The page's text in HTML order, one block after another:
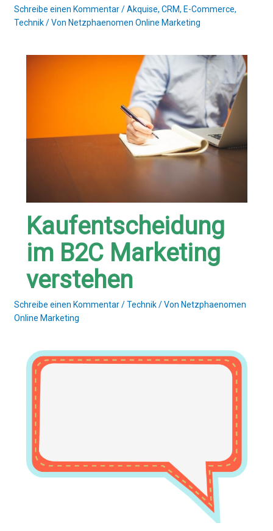
Schreibe einen Kommentar /Akquise, CRM, E-Commerce,
Technik/ Von Netzphaenomen Online Marketing
Kaufentscheidung
im B2C Marketing
verstehen
Schreibe einen Kommentar /Technik/ Von Netzphaenomen
Online Marketing